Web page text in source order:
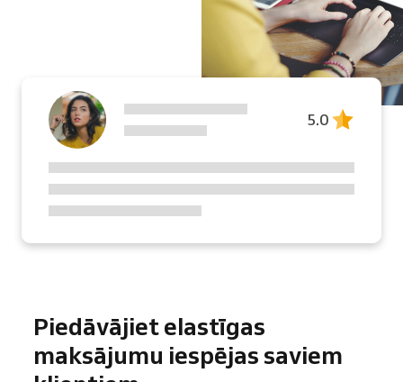
5.0
Piedāvājiet elastīgas
maksājumu iespējas saviem